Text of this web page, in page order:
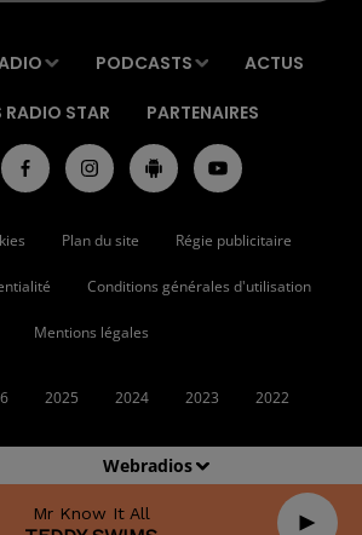
Webradios
Mr Know It All
PODCASTS ACTUS
RADIO STAR PARTENAIRES
Plan du site Régie publicitaire
Conditions générales d'utilisation
Mentions légales
2025 2024 2023 2022